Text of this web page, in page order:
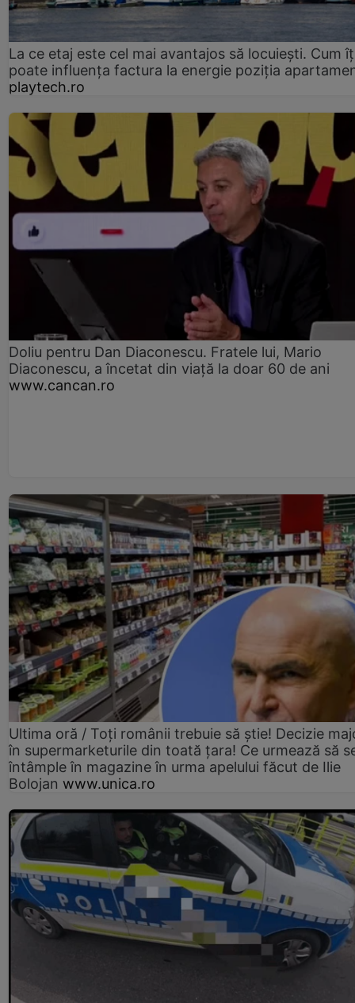
La ce etaj este cel mai avantajos să locuiești. Cum
poate influența factura la energie poziția
playtech.ro
Doliu pentru Dan Diaconescu. Fratele lui, Mario
Diaconescu, a încetat din viață la doar 60 de ani
www.cancan.ro
Ultima oră / Toți românii trebuie să știe! Decizie
în supermarketurile din toată țara! Ce urmează să
întâmple în magazine în urma apelului făcut de Ilie
Bolojan www.unica.ro